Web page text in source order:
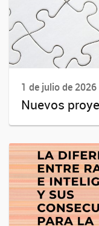
1 de julio de 2026
Nuevos